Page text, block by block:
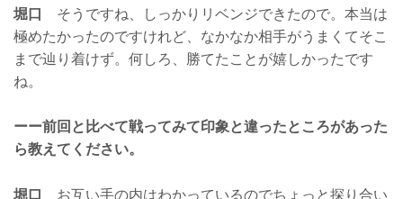
堀口
そうですね、しっかりリベンジできたので。本当は
極めたかったのですけれど、なかなか相手がうまくてそこ
まで辿り着けず。何しろ、勝てたことが嬉しかったです
ね。
ーー前回と比べて戦ってみて印象と違ったところがあった
ら教えてください。
堀口
お互い手の内はわかっているのでちょっと探り合い